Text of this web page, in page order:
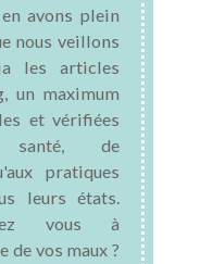
avons plein
nous veillons
les articles
un maximum
et vérifiées
santé, de
pratiques
leurs états.
vous à
vos maux ?